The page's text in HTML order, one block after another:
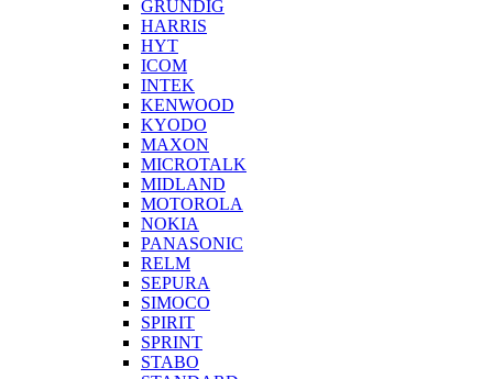
GRUNDIG
HARRIS
HYT
ICOM
INTEK
KENWOOD
KYODO
MAXON
MICROTALK
MIDLAND
MOTOROLA
NOKIA
PANASONIC
RELM
SEPURA
SIMOCO
SPIRIT
SPRINT
STABO